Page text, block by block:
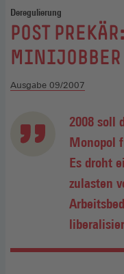
Deregulierung
:
POST
Ausgabe 09/2007
2008 soll
Monopol
Es droht
zulasten